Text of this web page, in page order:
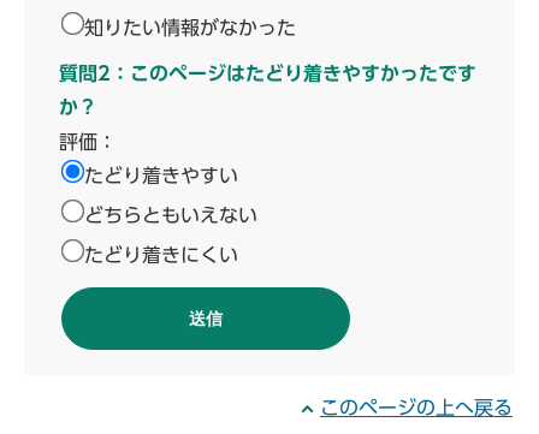
知りたい情報がなかった
質問2：このページはたどり着きやすかったです
か？
評価：
たどり着きやすい
どちらともいえない
たどり着きにくい
このページの上へ戻る